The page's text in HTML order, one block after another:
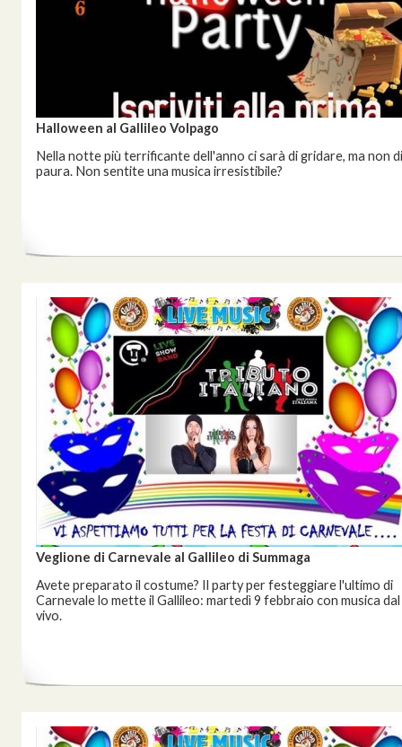
Halloween al Gallileo Volpago
Nella notte più terrificante dell'anno ci sarà di gridare, ma non di
paura. Non sentite una musica irresistibile?
Veglione di Carnevale al Gallileo di Summaga
Avete preparato il costume? Il party per festeggiare l'ultimo di
Carnevale lo mette il Gallileo: martedì 9 febbraio con musica dal
vivo.